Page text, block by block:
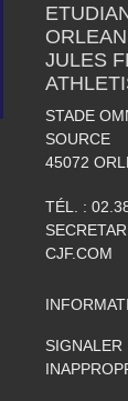
JULES
STADE
SOURCE
45072
TÉL. :
CJF.COM
SIGNALER